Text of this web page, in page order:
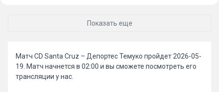
Показать еще
Матч CD Santa Cruz – Депортес Темуко пройдет 2026-05-
19. Матч начнется в 02:00 и вы сможете посмотреть его
трансляции у нас.